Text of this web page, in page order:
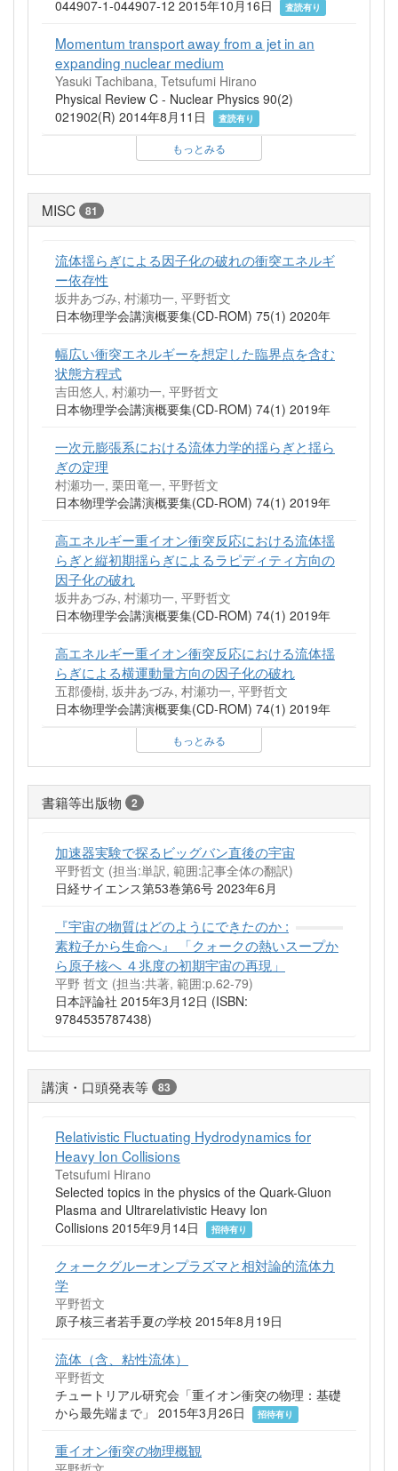
044907-1-044907-12 2015年10月16日 査読有り
Momentum transport away from a jet in an
expanding nuclear medium
Yasuki Tachibana, Tetsufumi Hirano
Physical Review C - Nuclear Physics 90(2)
021902(R) 2014年8月11日
査読有り
もっとみる
MISC 81
流体揺らぎによる因子化の破れの衝突エネルギ
ー依存性
坂井あづみ, 村瀬功一, 平野哲文
日本物理学会講演概要集(CD-ROM) 75(1) 2020年
幅広い衝突エネルギーを想定した臨界点を含む
状態方程式
吉田悠人, 村瀬功一, 平野哲文
日本物理学会講演概要集(CD-ROM) 74(1) 2019年
一次元膨張系における流体力学的揺らぎと揺ら
ぎの定理
村瀬功一, 栗田竜一, 平野哲文
日本物理学会講演概要集(CD-ROM) 74(1) 2019年
高エネルギー重イオン衝突反応における流体揺
らぎと縦初期揺らぎによるラピディティ方向の
因子化の破れ
坂井あづみ, 村瀬功一, 平野哲文
日本物理学会講演概要集(CD-ROM) 74(1) 2019年
高エネルギー重イオン衝突反応における流体揺
らぎによる横運動量方向の因子化の破れ
五郡優樹, 坂井あづみ, 村瀬功一, 平野哲文
日本物理学会講演概要集(CD-ROM) 74(1) 2019年
もっとみる
書籍等出版物 2
加速器実験で探るビッグバン直後の宇宙
平野哲文 (担当:単訳, 範囲:記事全体の翻訳)
日経サイエンス第53巻第6号 2023年6月
『宇宙の物質はどのようにできたのか :
素粒子から生命へ』 「クォークの熱いスープか
ら原子核へ ４兆度の初期宇宙の再現」
平野 哲文 (担当:共著, 範囲:p.62-79)
日本評論社 2015年3月12日 (ISBN:
9784535787438)
講演・口頭発表等 83
Relativistic Fluctuating Hydrodynamics for
Heavy Ion Collisions
Tetsufumi Hirano
Selected topics in the physics of the Quark-Gluon
Plasma and Ultrarelativistic Heavy Ion
Collisions 2015年9月14日
招待有り
クォークグルーオンプラズマと相対論的流体力
学
平野哲文
原子核三者若手夏の学校 2015年8月19日
流体（含、粘性流体）
平野哲文
チュートリアル研究会「重イオン衝突の物理：基礎
から最先端まで」 2015年3月26日
招待有り
重イオン衝突の物理概観